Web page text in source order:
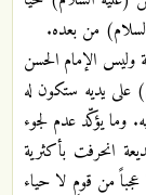
من بعده.
وليس الإمام الحسن
على يديه ستكون له
وما يؤكّد عدم لجوء
انحرفت بأكثرية
من قومٍ لا حياء